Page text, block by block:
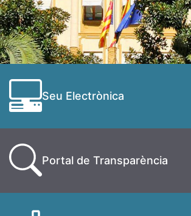
Seu Electrònica
Portal de Transparència